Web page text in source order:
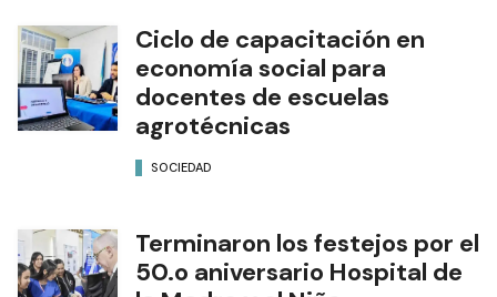
Ciclo de capacitación en
economía social para
docentes de escuelas
agrotécnicas
SOCIEDAD
Terminaron los festejos por el
50.o aniversario Hospital de